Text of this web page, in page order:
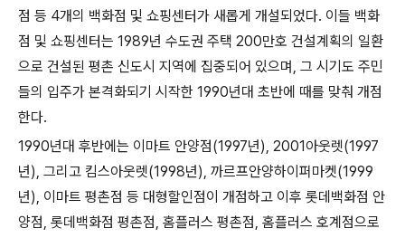
점 등 4개의 백화점 및 쇼핑센터가 새롭게 개설되었다. 이들 백화
점 및 쇼핑센터는 1989년 수도권 주택 200만호 건설계획의 일환
으로 건설된 평촌 신도시 지역에 집중되어 있으며, 그 시기도 주민
들의 입주가 본격화되기 시작한 1990년대 초반에 때를 맞춰 개점
한다.
1990년대 후반에는 이마트 안양점(1997년), 2001아웃렛(1997
년), 그리고 킴스아웃렛(1998년), 까르프안양하이퍼마켓(1999
년), 이마트 평촌점 등 대형할인점이 개점하고 이후 롯데백화점 안
양점, 롯데백화점 평촌점, 홈플러스 평촌점, 홈플러스 호계점으로